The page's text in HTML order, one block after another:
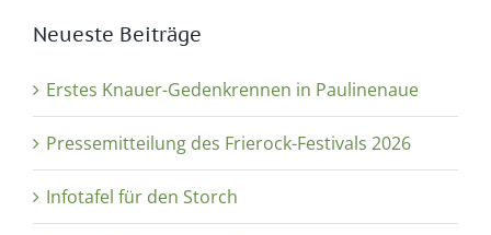
Neueste Beiträge
Erstes Knauer-Gedenkrennen in Paulinenaue
Pressemitteilung des Frierock-Festivals 2026
Infotafel für den Storch